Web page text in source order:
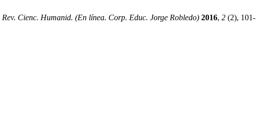
Rev. Cienc. Humanid. (En línea. Corp. Educ. Jorge Robledo) 2016, 2 (2), 101-